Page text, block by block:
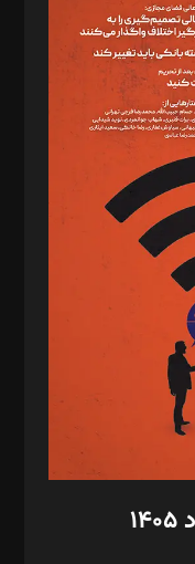
سروش کرمیان،
فائزه فتحی